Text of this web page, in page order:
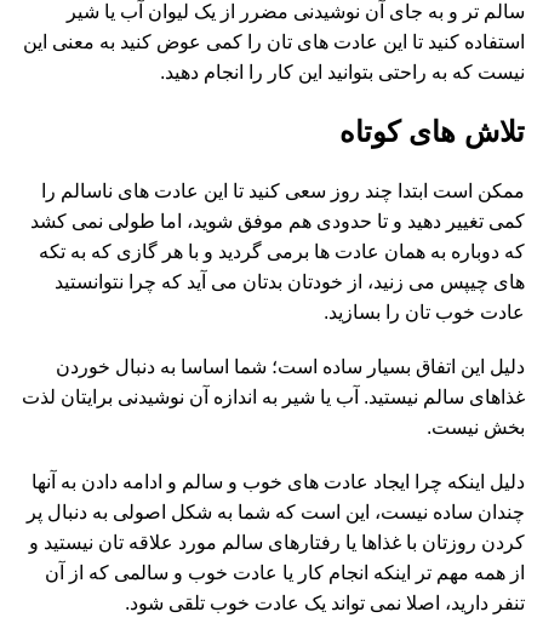
سالم تر و به جای آن نوشیدنی مضرر از یک لیوان آب یا شیر
استفاده کنید تا این عادت های تان را کمی عوض کنید به معنی این
نیست که به راحتی بتوانید این کار را انجام دهید.
تلاش های کوتاه
ممکن است ابتدا چند روز سعی کنید تا این عادت های ناسالم را
کمی تغییر دهید و تا حدودی هم موفق شوید، اما طولی نمی کشد
که دوباره به همان عادت ها برمی گردید و با هر گازی که به تکه
های چیپس می زنید، از خودتان بدتان می آید که چرا نتوانستید
عادت خوب تان را بسازید.
دلیل این اتفاق بسیار ساده است؛ شما اساسا به دنبال خوردن
غذاهای سالم نیستید. آب یا شیر به اندازه آن نوشیدنی برایتان لذت
بخش نیست.
دلیل اینکه چرا ایجاد عادت های خوب و سالم و ادامه دادن به آنها
چندان ساده نیست، این است که شما به شکل اصولی به دنبال پر
کردن روزتان با غذاها یا رفتارهای سالم مورد علاقه تان نیستید و
از همه مهم تر اینکه انجام کار یا عادت خوب و سالمی که از آن
تنفر دارید، اصلا نمی تواند یک عادت خوب تلقی شود.